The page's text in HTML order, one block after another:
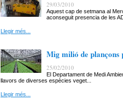
29/03/2010
Aquest cap de setmana al
aconseguit presencia de les
Llegir més...
Mig milió de plançons
25/02/2010
El Departament de Medi
llavors de diverses espècies veget...
Llegir més...